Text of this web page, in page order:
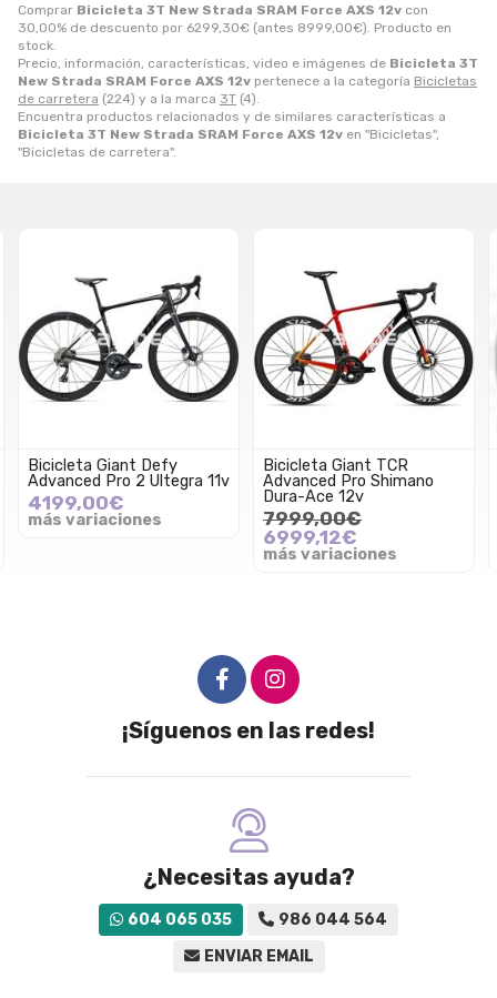
Comprar Bicicleta 3T New Strada SRAM Force AXS 12v con
30,00% de descuento por 6299,30€ (antes 8999,00€). Producto en
stock.
Precio, información, características, video e imágenes de Bicicleta 3T
New Strada SRAM Force AXS 12v pertenece a la categoría Bicicletas
de carretera (224) y a la marca 3T (4).
Encuentra productos relacionados y de similares características a
Bicicleta 3T New Strada SRAM Force AXS 12v en "Bicicletas",
"Bicicletas de carretera".
Bicicleta Giant Defy
Advanced Pro 2 Ultegra 11v
4199,00€
más variaciones
Bicicleta Giant TCR
Advanced Pro Shimano
Dura-Ace 12v
7999,00€
6999,12€
más variaciones
¡Síguenos en las redes!
¿Necesitas ayuda?
604 065 035
986 044 564
ENVIAR EMAIL